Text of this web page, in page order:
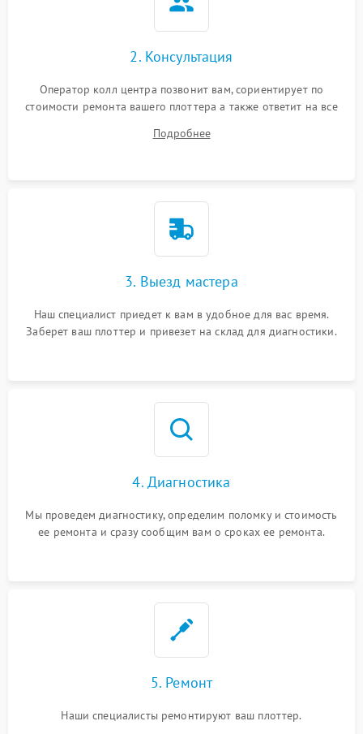
2. Консультация
Оператор колл центра позвонит вам, сориентирует по
стоимости ремонта вашего плоттера а также ответит на все
Подробнее
3. Выезд мастера
Наш специалист приедет к вам в удобное для вас время.
Заберет ваш плоттер и привезет на склад для диагностики.
4. Диагностика
Мы проведем диагностику, определим поломку и стоимость
ее ремонта и сразу сообщим вам о сроках ее ремонта.
5. Ремонт
Наши специалисты ремонтируют ваш плоттер.